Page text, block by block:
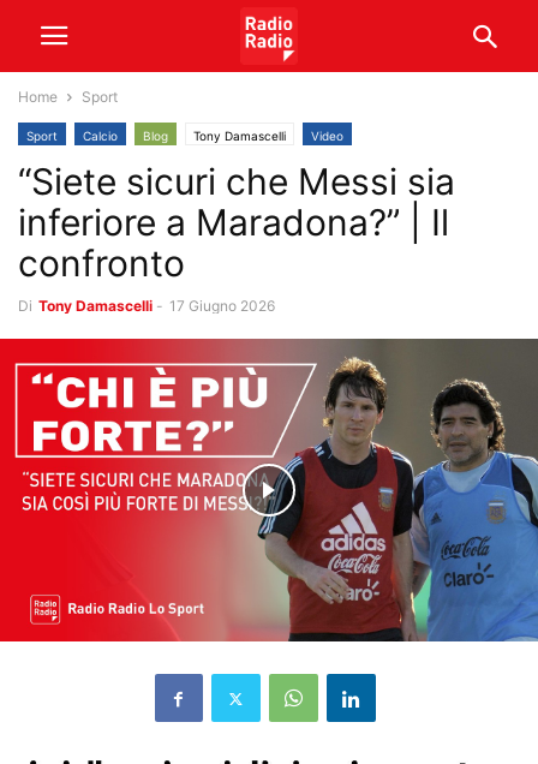
Home Sport
Sport Calcio Blog Tony Damascelli Video
“Siete sicuri che Messi sia
inferiore a Maradona?” | Il
confronto
Di Tony Damascelli - 17 Giugno 2026